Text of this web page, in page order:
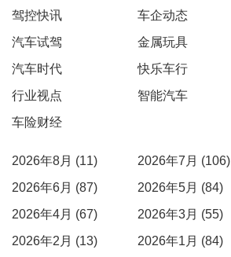
驾控快讯
车企动态
汽车试驾
金属玩具
汽车时代
快乐车行
行业视点
智能汽车
车险财经
2026年8月 (11)
2026年7月 (106)
2026年6月 (87)
2026年5月 (84)
2026年4月 (67)
2026年3月 (55)
2026年2月 (13)
2026年1月 (84)